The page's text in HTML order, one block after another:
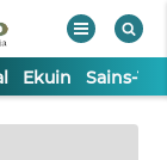
Ekuin Sains-